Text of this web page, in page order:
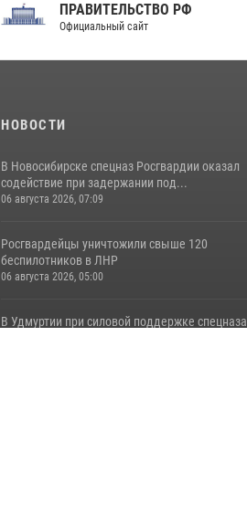
ПРАВИТЕЛЬСТВО РФ
Официальный сайт
НОВОСТИ
В Новосибирске спецназ Росгвардии оказал
содействие при задержании под...
06 августа 2026, 07:09
Росгвардейцы уничтожили свыше 120
беспилотников в ЛНР
06 августа 2026, 05:00
В Удмуртии при силовой поддержке спецназа